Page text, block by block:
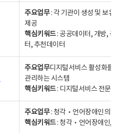
주요업무: 각 기관이 생성 및 보
제공
핵심키워드: 공공데이터, 개방,
터, 추천데이터
주요업무디지털서비스 활성화를
관리하는 시스템
핵심키워드: 디지털서비스 전문
주요업무: 청각‧언어장애인의
핵심키워드: 청각‧언어장애인,